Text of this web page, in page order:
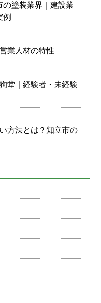
の塗装業界｜建設業
例
業人材の特性
堂｜経験者・未経験
方法とは？知立市の